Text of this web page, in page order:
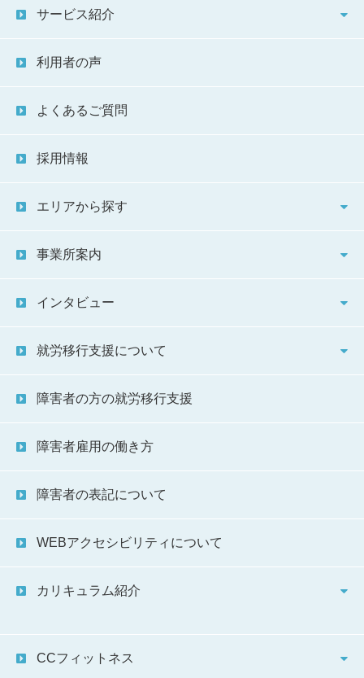
サービス紹介
利用者の声
よくあるご質問
採用情報
エリアから探す
事業所案内
インタビュー
就労移行支援について
障害者の方の就労移行支援
障害者雇用の働き方
障害者の表記について
WEBアクセシビリティについて
カリキュラム紹介
CCフィットネス